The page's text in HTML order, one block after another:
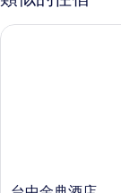
房
詳
台
台中金典酒店